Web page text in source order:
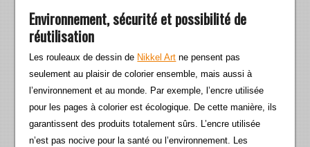
Environnement, sécurité et possibilité de
réutilisation
Les rouleaux de dessin de Nikkel Art ne pensent pas
seulement au plaisir de colorier ensemble, mais aussi à
l’environnement et au monde. Par exemple, l’encre utilisée
pour les pages à colorier est écologique. De cette manière, ils
garantissent des produits totalement sûrs. L’encre utilisée
n’est pas nocive pour la santé ou l’environnement. Les